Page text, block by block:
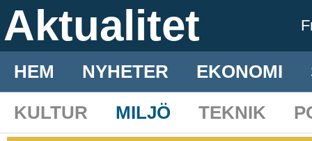
Aktualitet
HEM NYHETER EKONOMI
KULTUR
MILJÖ TEKNIK